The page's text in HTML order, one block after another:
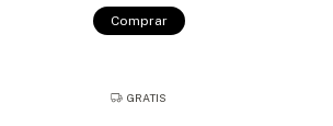
Comprar
GRATIS